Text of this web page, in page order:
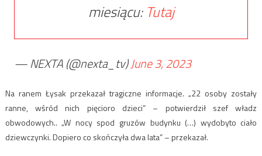
miesiącu: Tutaj
— NEXTA (@nexta_tv)June 3, 2023
Na ranem Łysak przekazał tragiczne informacje. „22 osoby zostały
ranne, wśród nich pięcioro dzieci” – potwierdził szef władz
obwodowych.. „W nocy spod gruzów budynku (…) wydobyto ciało
dziewczynki. Dopiero co skończyła dwa lata” – przekazał.